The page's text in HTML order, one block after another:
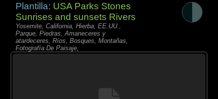
Plantilla: USA Parks Stones
Sunrises and sunsets Rivers
Yosemite, California, Hierba, EE.UU.,
Parque, Piedras, Amaneceres y
atardeceres, Ríos, Bosques, Montañas,
Fotografía De Paisaje,